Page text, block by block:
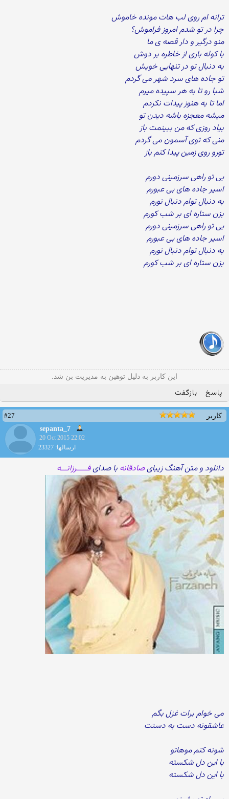
ترانه ام روی لب هات مونده خاموش
چرا در تو شدم امروز فراموش؟
منو درگیر و دار قصه ی ما
با کوله باری از خاطره بر دوش
به دنبال تو در تنهایی خویش
تو جاده های سرد شهر می گردم
شبا رو تا به هر سپیده میرم
اما تا به هنوز پیدات نکردم
میشه معجزه باشه دیدن تو
بیاد روزی که من ببینمت باز
منی که توی آسمون می گردم
تورو روی زمین پیدا کنم باز
بی تو راهی سرزمینی دورم
اسیر جاده های بی عبورم
به دنبال توام دنبال نورم
بزن ستاره ای بر شب کورم
بی تو راهی سرزمینی دورم
اسیر جاده های بی عبورم
به دنبال توام دنبال نورم
بزن ستاره ای بر شب کورم
این کاربر به دلیل توهین به مدیریت بن شد.
پاسخ بازگفت
کاربر
#27
sepanta_7
20 Oct 2015 22:02
ارسالها: 23327
دانلود و متن آهنگ زیبایصادقانه با صدایفـــــرزانـــه
می خوام برات غزل بگم
عاشقونه دست به دستت
شونه کنم موهاتو
با این دل شکسته
با این دل شکسته